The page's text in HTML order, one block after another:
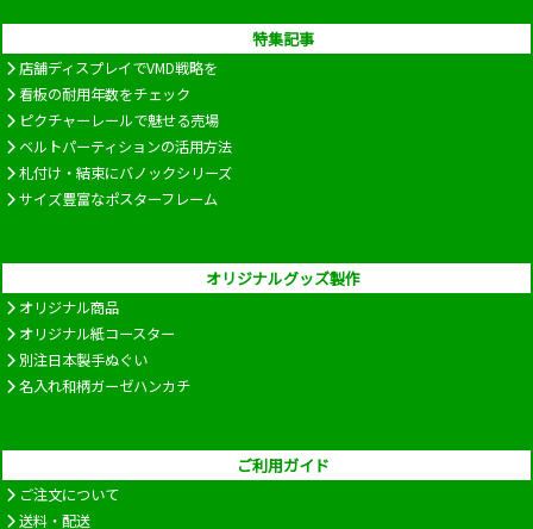
特集記事
店舗ディスプレイでVMD戦略を
看板の耐用年数をチェック
ピクチャーレールで魅せる売場
ベルトパーティションの活用方法
札付け・結束にバノックシリーズ
サイズ豊富なポスターフレーム
オリジナルグッズ製作
オリジナル商品
オリジナル紙コースター
別注日本製手ぬぐい
名入れ和柄ガーゼハンカチ
ご利用ガイド
ご注文について
送料・配送